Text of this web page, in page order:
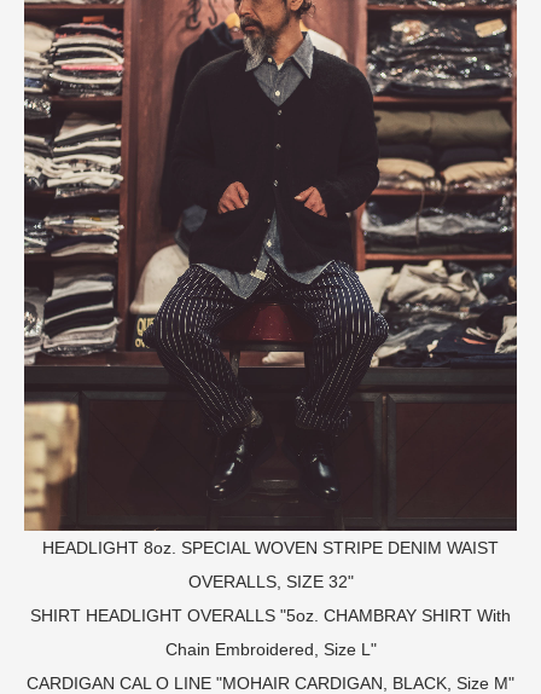
HEADLIGHT 8oz. SPECIAL WOVEN STRIPE DENIM WAIST
OVERALLS, SIZE 32"
SHIRT HEADLIGHT OVERALLS "5oz. CHAMBRAY SHIRT With
Chain Embroidered, Size L"
CARDIGAN CAL O LINE "MOHAIR CARDIGAN, BLACK, Size M"